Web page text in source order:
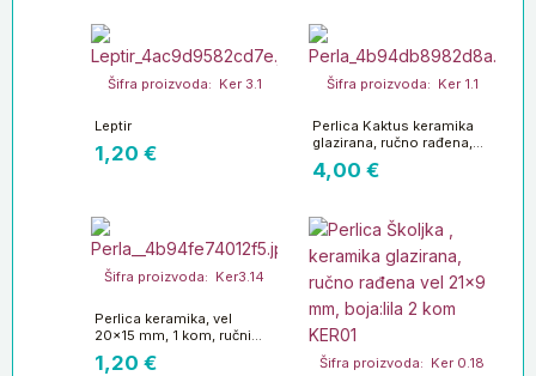
Šifra proizvoda: Ker 3.1
Leptir
1,20 €
Šifra proizvoda: Ker 1.1
Perlica Kaktus keramika
glazirana, ručno rađena,
vel 22x18x8 mm, 2 kom
KER01
4,00 €
Šifra proizvoda: Ker3.14
Perlica keramika, vel
20×15 mm, 1 kom, ručni
rad
1,20 € Šifra proizvoda: Ker 0.18